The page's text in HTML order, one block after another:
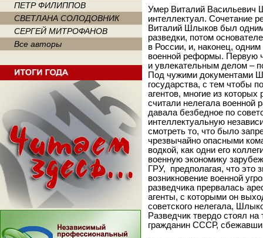
ПЕТР ФИЛИППОВ
СВЕТЛАНА СОЛОДОВНИК
СЕРГЕЙ МИТРОФАНОВ
Все авторы
Умер Виталий Васильевич
интеллектуал. Сочетание
Виталий Шлыков был одним
разведки, потом
в России, и, наконец,
военной реформы. Первую
и увлекательным делом –
Под чужими документами
государства, с тем чтобы
агентов, многие из
считали нелегала военной
давала безбедное по
интеллектуальную
смотреть то, что было
чрезвычайно опасными
водкой, как одни его
военную экономику
ГРУ, предполагая, что это
возникновение военной
разведчика прервалась
агенты, с которыми он
советского нелегала,
Разведчик твердо стоял
гражданин СССР,